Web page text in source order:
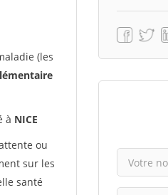
(les
à NICE
ou
sur les
santé